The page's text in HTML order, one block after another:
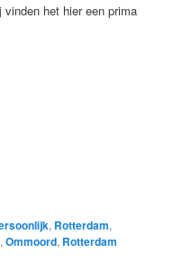
het hier een prima
, Rotterdam,
,Ommoord, Rotterdam